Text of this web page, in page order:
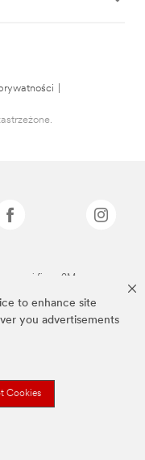
to enhance site
you advertisements
Cookies
firmy 3M.